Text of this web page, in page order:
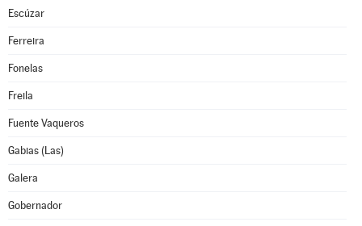
Escúzar
Ferreira
Fonelas
Freila
Fuente Vaqueros
Gabias (Las)
Galera
Gobernador